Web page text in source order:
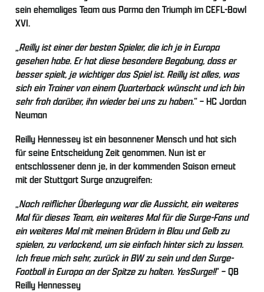
sein ehemaliges Team aus Parma den Triumph im CEFL-Bowl
XVI.
„Reilly ist einer der besten Spieler, die ich je in Europa
gesehen habe. Er hat diese besondere Begabung, dass er
besser spielt, je wichtiger das Spiel ist. Reilly ist alles, was
sich ein Trainer von einem Quarterback wünscht und ich bin
sehr froh darüber, ihn wieder bei uns zu haben.“ – HC Jordan
Neuman
Reilly Hennessey ist ein besonnener Mensch und hat sich
für seine Entscheidung Zeit genommen. Nun ist er
entschlossener denn je, in der kommenden Saison erneut
mit der Stuttgart Surge anzugreifen:
„Nach reiflicher Überlegung war die Aussicht, ein weiteres
Mal für dieses Team, ein weiteres Mal für die Surge-Fans und
ein weiteres Mal mit meinen Brüdern in Blau und Gelb zu
spielen, zu verlockend, um sie einfach hinter sich zu lassen.
Ich freue mich sehr, zurück in BW zu sein und den Surge-
Football in Europa an der Spitze zu halten. YesSurge!!“ – QB
Reilly Hennessey